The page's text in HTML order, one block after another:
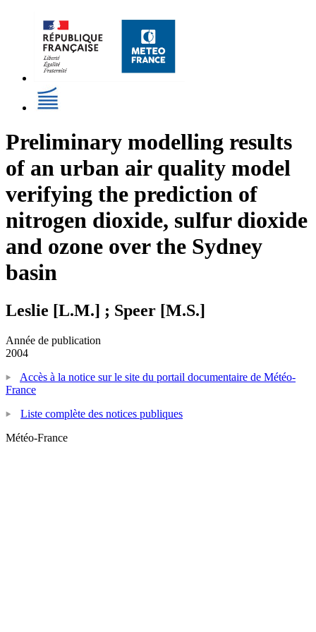
Preliminary modelling results
of an urban air quality model
verifying the prediction of
nitrogen dioxide, sulfur dioxide
and ozone over the Sydney
basin
Leslie [L.M.] ; Speer [M.S.]
Année de publication
2004
Accès à la notice sur le site du portail documentaire de Météo-
France
Liste complète des notices publiques
Météo-France